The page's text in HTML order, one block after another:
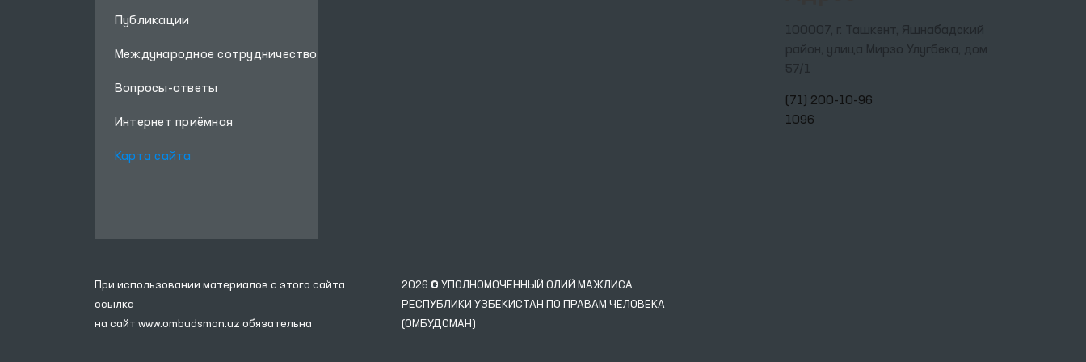
Публикации
Международное сотрудничество
Вопросы-ответы
Интернет приёмная
Карта сайта
100007, г. Ташкент, Яшнабадский
район, улица Мирзо Улугбека, дом
57/1
(71) 200-10-96
1096
При использовании материалов с этого сайта
ссылка
на сайт www.ombudsman.uz обязательна
2026 © УПОЛНОМОЧЕННЫЙ ОЛИЙ МАЖЛИСА
РЕСПУБЛИКИ УЗБЕКИСТАН ПО ПРАВАМ ЧЕЛОВЕКА
(ОМБУДСМАН)